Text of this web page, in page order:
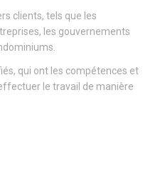
clients, tels que les
les gouvernements
qui ont les compétences et
le travail de manière